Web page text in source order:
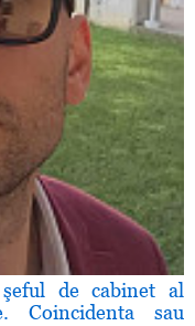
de cabinet al
Coincidenta sau